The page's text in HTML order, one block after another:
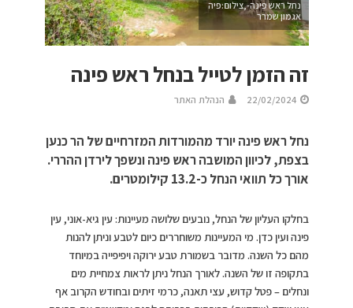
נחל ראש פינה-,צילום:פיה
אגמון שמרר
זה הזמן לטייל בנחל ראש פינה
22/02/2024 הנהלת האתר
נחל ראש פינה יורד מהמורדות המזרחיים של הר כנען
בצפת, לכיוון המושבה ראש פינה ונשפך לירדן ההררי.
אורך כל תוואי הנחל כ-13.2 קילומטרים.
בחלקו העליון של הנחל, נובעים שלושה מעיינות: עין גיא-אוני, עין
פינה ועין כדן. מי המעיינות משוחררים כיום לטבע וניתן להנות
מהם כל השנה. מדובר בשמורת טבע ירוקה ויפיפייה במיוחד
בתקופה זו של השנה. לאורך הנחל ניתן לראות צמחיית מים
ונחלים – פטל קדוש, עצי תאנה, כרמי זיתים ובחודש הקרוב אף